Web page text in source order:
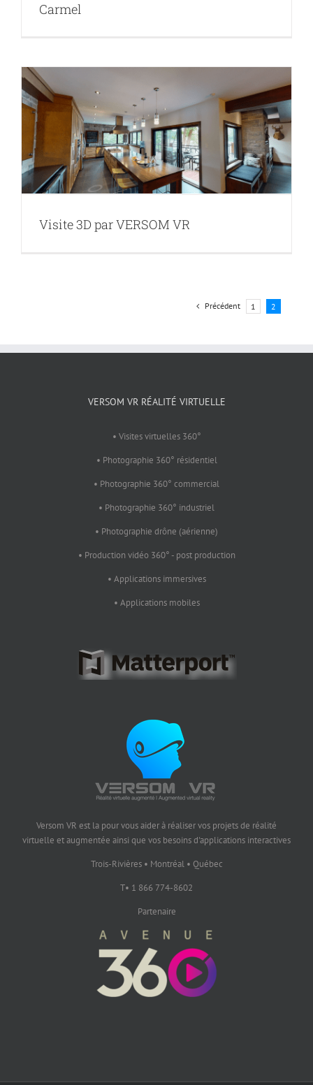
Carmel
Visite 3D par VERSOM VR
Précédent 1 2
VERSOM VR RÉALITÉ VIRTUELLE
• Visites virtuelles 360°
• Photographie 360° résidentiel
• Photographie 360° commercial
• Photographie 360° industriel
• Photographie drône (aérienne)
• Production vidéo 360° - post production
• Applications immersives
• Applications mobiles
Versom VR est la pour vous aider à réaliser vos projets de réalité
virtuelle et augmentée ainsi que vos besoins d'applications interactives
Trois-Rivières • Montréal • Québec
T• 1 866 774-8602
Partenaire